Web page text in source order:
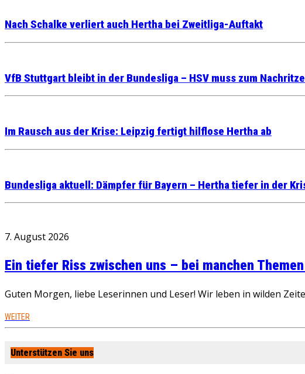
Nach Schalke verliert auch Hertha bei Zweitliga-Auftakt
VfB Stuttgart bleibt in der Bundesliga – HSV muss zum
Im Rausch aus der Krise: Leipzig fertigt hilflose Hertha ab
Bundesliga aktuell: Dämpfer für Bayern – Hertha tiefer in der
7. August 2026
Ein tiefer Riss zwischen uns – bei manchen
Guten Morgen, liebe Leserinnen und Leser! Wir leben in wilden
WEITER
Unterstützen Sie uns